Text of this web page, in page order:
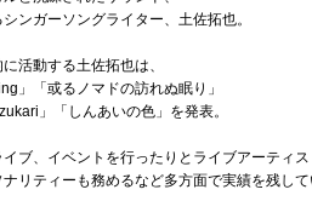
ンガーソングライター、土佐拓也。
活動する土佐拓也は、
」「或るノマドの訪れぬ眠り」
」「しんあいの色」を発表。
ブ、イベントを行ったりとライブアーティス
リティーも務めるなど多方面で実績を残して